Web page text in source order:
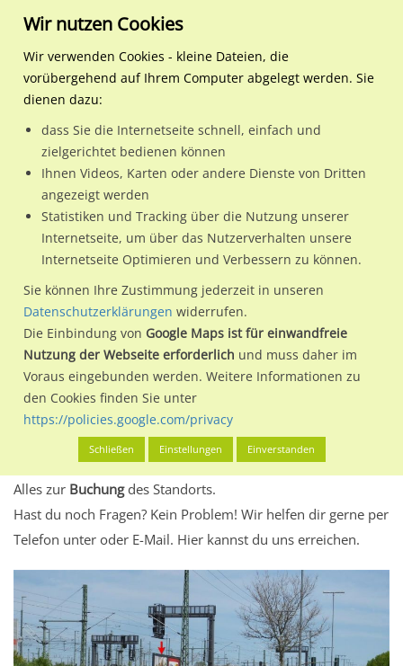
Regionale Plakatwerbung Thüringen
Erfurt, Stadt
Weimarische Str. geg.
Nutze günstige Werbemöglichkeiten am Standort
Weimarische Str. geg. BayWa re. Nh. Jenaer Str. im Ortsteil
Daberstedt)in Erfurt, Stadt.
Wir erheben für jede unserer Werbeflächen individuelle und
aktuelleStandortinformationenundLeistungswerte. Damit
kannst du dich schon vor der Buchung im Detail über den
Standort, seine Reichweite und Werbewirkung sowie
eventuelle Beschränkungen in den zugelassenen
Werbeinhalten informieren.
Alles klar? Dann findest du direkt im unteren Teil dieser Seite
Alles zur Buchungdes Standorts.
Hast du noch Fragen? Kein Problem! Wir helfen dir gerne per
Telefon unter oder E-Mail. Hier kannst du uns erreichen.
Wir nutzen Cookies
Wir verwenden Cookies - kleine Dateien, die
vorübergehend auf Ihrem Computer abgelegt werden. Sie
dienen dazu:
dass Sie die Internetseite schnell, einfach und
zielgerichtet bedienen können
Ihnen Videos, Karten oder andere Dienste von Dritten
angezeigt werden
Statistiken und Tracking über die Nutzung unserer
Internetseite, um über das Nutzerverhalten unsere
Internetseite Optimieren und Verbessern zu können.
Sie können Ihre Zustimmung jederzeit in unseren
Datenschutzerklärungen widerrufen.
Die Einbindung von Google Maps ist für einwandfreie
Nutzung der Webseite erforderlich und muss daher im
Voraus eingebunden werden. Weitere Informationen zu
den Cookies finden Sie unter
https://policies.google.com/privacy
Schließen Einstellungen Einverstanden